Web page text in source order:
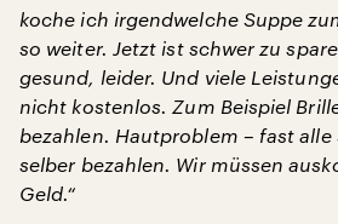
koche ich irgendwelche Suppe
so weiter. Jetzt ist schwer zu
gesund, leider. Und viele
nicht kostenlos. Zum Beispiel
bezahlen. Hautproblem – fast alle
selber bezahlen. Wir müssen
Geld.“